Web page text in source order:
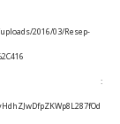
2016/03/Resep-
: